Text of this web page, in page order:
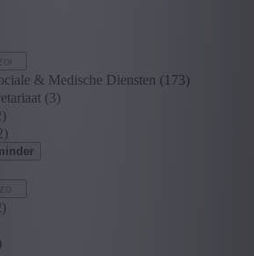
& Medische Diensten (173)
(3)